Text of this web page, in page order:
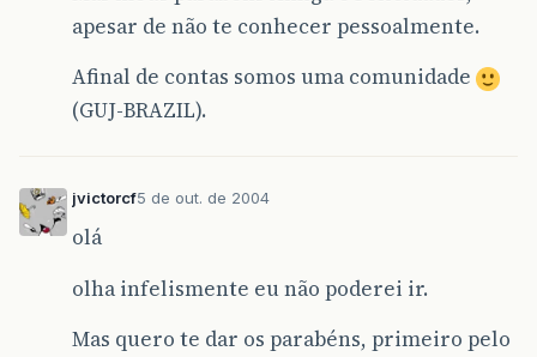
apesar de não te conhecer pessoalmente.
Afinal de contas somos uma comunidade
(GUJ-BRAZIL).
jvictorcf5 de out. de 2004
olá
olha infelismente eu não poderei ir.
Mas quero te dar os parabéns, primeiro pelo